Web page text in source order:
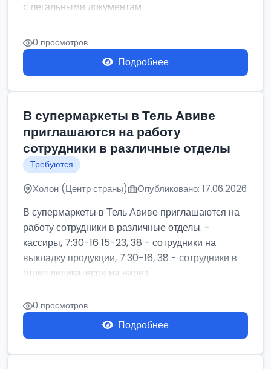
с легальными документам
0 просмотров
Подробнее
В супермаркеты в Тель Авиве
приглашаются на работу
сотрудники в различные отделы
Требуются
Холон (Центр страны) Опубликовано: 17.06.2026
В супермаркеты в Тель Авиве приглашаются на
работу сотрудники в различные отделы. -
кассиры, 7:30-16 15-23, 38 - сотрудники на
выкладку продукции, 7:30-16, 38 - сотрудники в
отдел деликатесов на нарез...
0 просмотров
Подробнее